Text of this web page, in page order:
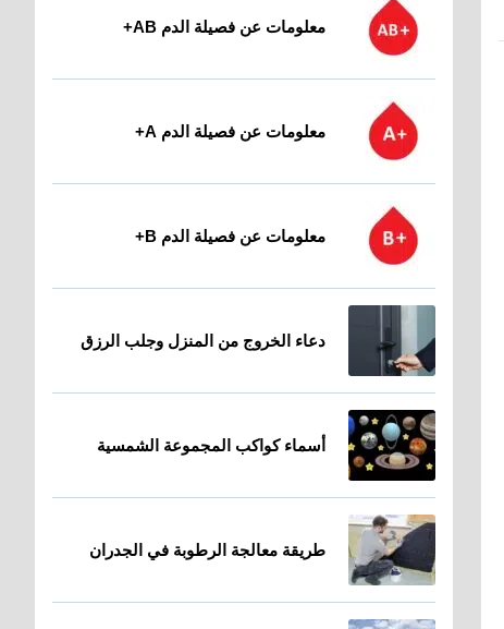
معلومات عن فصيلة الدم AB+
معلومات عن فصيلة الدم A+
معلومات عن فصيلة الدم B+
دعاء الخروج من المنزل وجلب الرزق
أسماء كواكب المجموعة الشمسية
طريقة معالجة الرطوبة في الجدران